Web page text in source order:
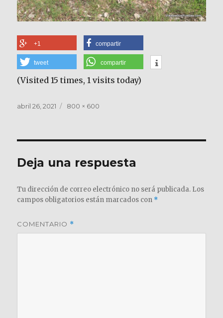
+1 compartir
tweet compartir
(Visited 15 times, 1 visits today)
Publicado
abril 26, 2021
Tamaño
800 × 600
Deja una respuesta
Tu dirección de correo electrónico no será publicada. Los
campos obligatorios están marcados con *
COMENTARIO *